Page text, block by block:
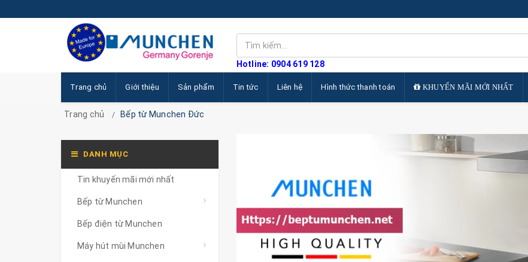
Hotline: 0904 619 128
Trang chủ Giới thiệu Sản phẩm Tin tức Liên hệ Hình thức thanh toán KHUYẾN MÃI MỚI NHẤT
Trang chủ Bếp từ Munchen Đức
DANH MỤC
Tin khuyến mãi mới nhất
Bếp từ Munchen
Bếp điện từ Munchen
Máy hút mùi Munchen